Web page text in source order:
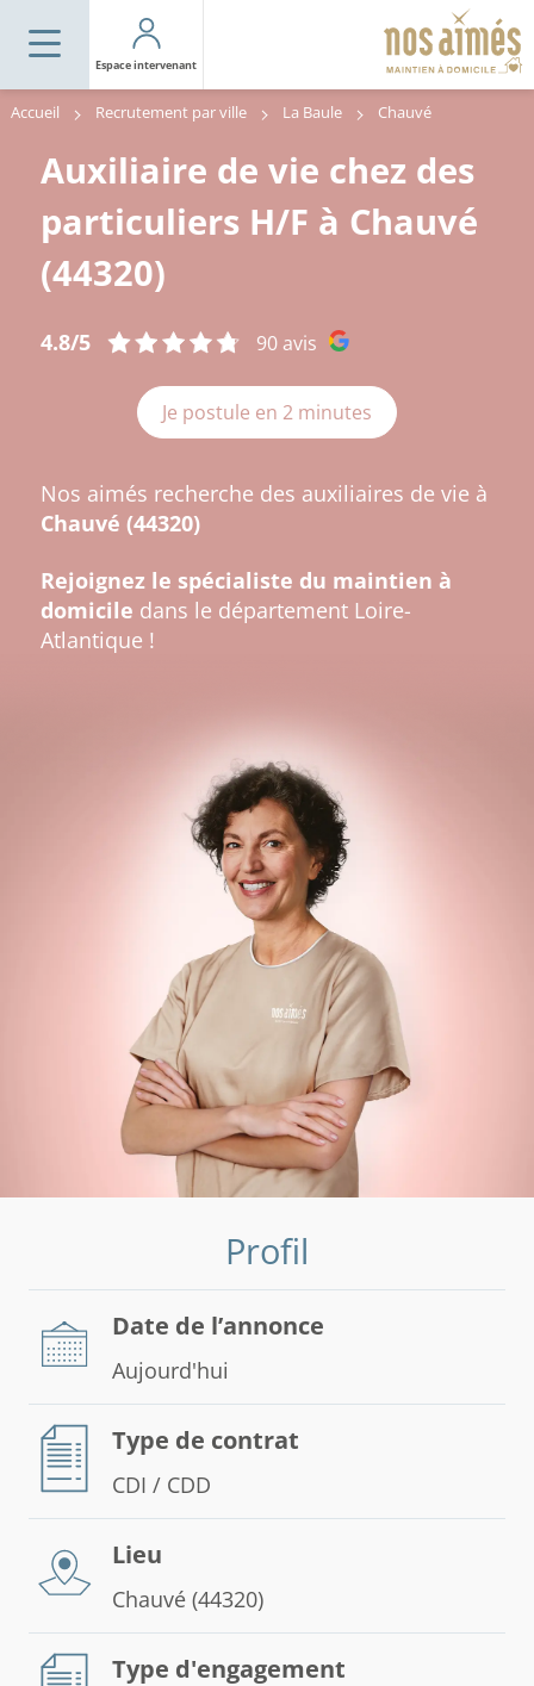
Espace intervenant
Accueil Recrutement par ville La Baule Chauvé
Auxiliaire de vie chez des
particuliers H/F à Chauvé
(44320)
4.8/5 90 avis
Je postule en 2 minutes
Nos aimés recherche des auxiliaires de vie à
Chauvé (44320)
Rejoignez le spécialiste du maintien à
domicile dans le département Loire-
Atlantique !
Profil
Date de l’annonce
Aujourd'hui
Type de contrat
CDI / CDD
Lieu
Chauvé (44320)
Type d'engagement